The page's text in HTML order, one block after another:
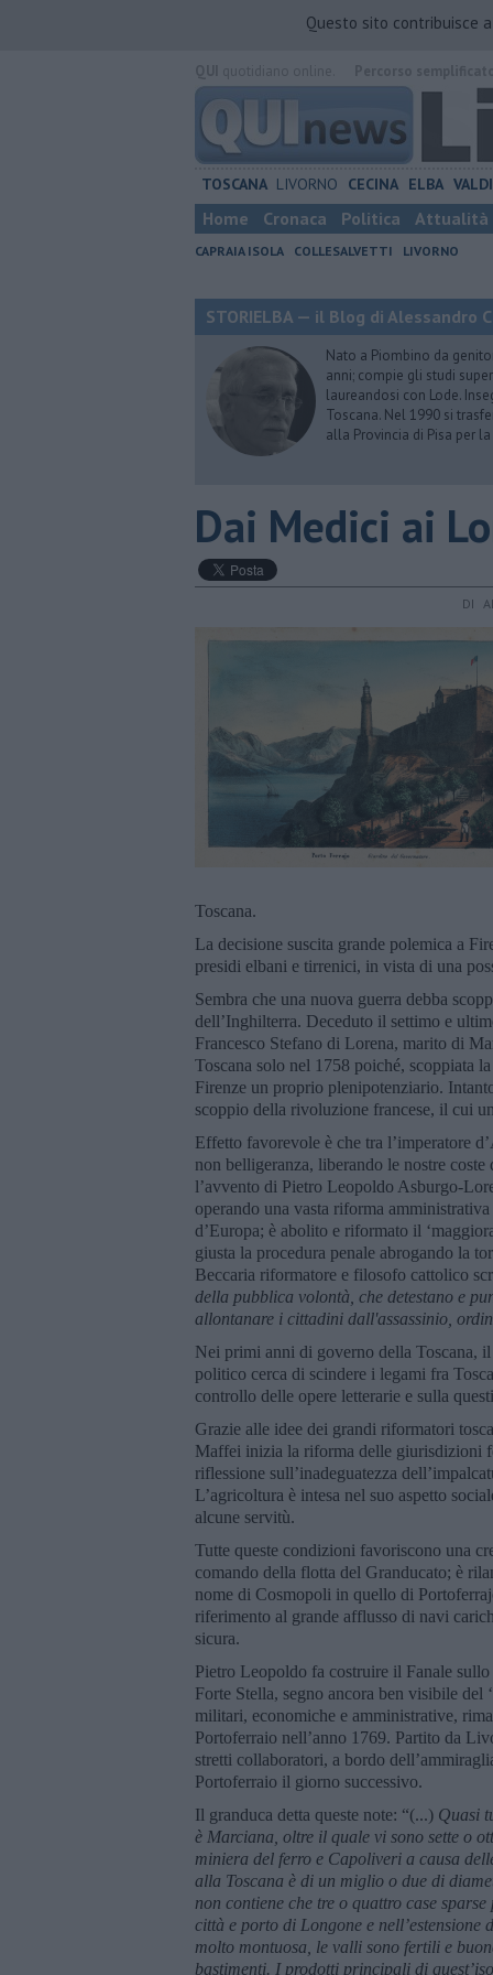
Questo sito contribuisce
TOSCANA LIVORNO CECINA ELBA
Home Cronaca Politica Attualità
CAPRAIA ISOLA COLLESALVETTI LIVORNO
STORIELBA — il Blog di Alessandro
Nato a Piombino da
anni; compie gli studi
laureandosi con Lode.
Toscana. Nel 1990 si
alla Provincia di Pisa per
Dai Medici ai
DI
Toscana.
La decisione suscita grande polemica a
presidi elbani e tirrenici, in vista di una
Sembra che una nuova guerra debba
dell’Inghilterra. Deceduto il settimo e
Francesco Stefano di Lorena, marito di
Toscana solo nel 1758 poiché, scoppiata
Firenze un proprio plenipotenziario.
scoppio della rivoluzione francese, il cui
Effetto favorevole è che tra l’imperatore
non belligeranza, liberando le nostre
l’avvento di Pietro Leopoldo Asburgo-
operando una vasta riforma
d’Europa; è abolito e riformato il
giusta la procedura penale abrogando la
Beccaria riformatore e filosofo cattolico
della pubblica volontà, che detestano e
allontanare i cittadini dall'assassinio,
Nei primi anni di governo della Toscana,
politico cerca di scindere i legami fra
controllo delle opere letterarie e sulla
Grazie alle idee dei grandi riformatori
Maffei inizia la riforma delle giurisdizioni
riflessione sull’inadeguatezza
L’agricoltura è intesa nel suo aspetto
alcune servitù.
Tutte queste condizioni favoriscono una
comando della flotta del Granducato; è
nome di Cosmopoli in quello di
riferimento al grande afflusso di navi
sicura.
Pietro Leopoldo fa costruire il Fanale
Forte Stella, segno ancora ben visibile del
militari, economiche e amministrative,
Portoferraio nell’anno 1769. Partito da
stretti collaboratori, a bordo
Portoferraio il giorno successivo.
Il granduca detta queste note: “(...) Quasi
è Marciana, oltre il quale vi sono sette o
miniera del ferro e Capoliveri a causa
alla Toscana è di un miglio o due di
non contiene che tre o quattro case
città e porto di Longone e
molto montuosa, le valli sono fertili e
bastimenti. I prodotti principali di